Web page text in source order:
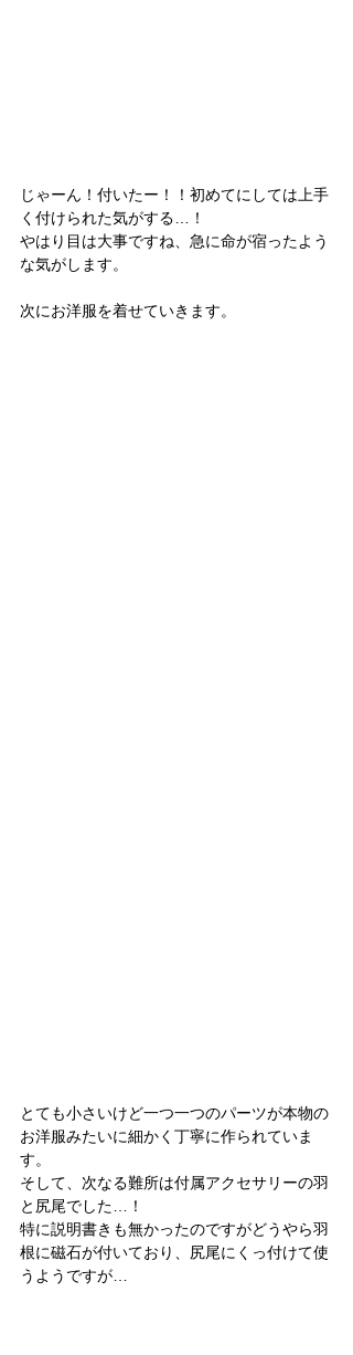
じゃーん！付いたー！！初めてにしては上手
く付けられた気がする…！
やはり目は大事ですね、急に命が宿ったよう
な気がします。
次にお洋服を着せていきます。
とても小さいけど一つ一つのパーツが本物の
お洋服みたいに細かく丁寧に作られていま
す。
そして、次なる難所は付属アクセサリーの羽
と尻尾でした…！
特に説明書きも無かったのですがどうやら羽
根に磁石が付いており、尻尾にくっ付けて使
うようですが…